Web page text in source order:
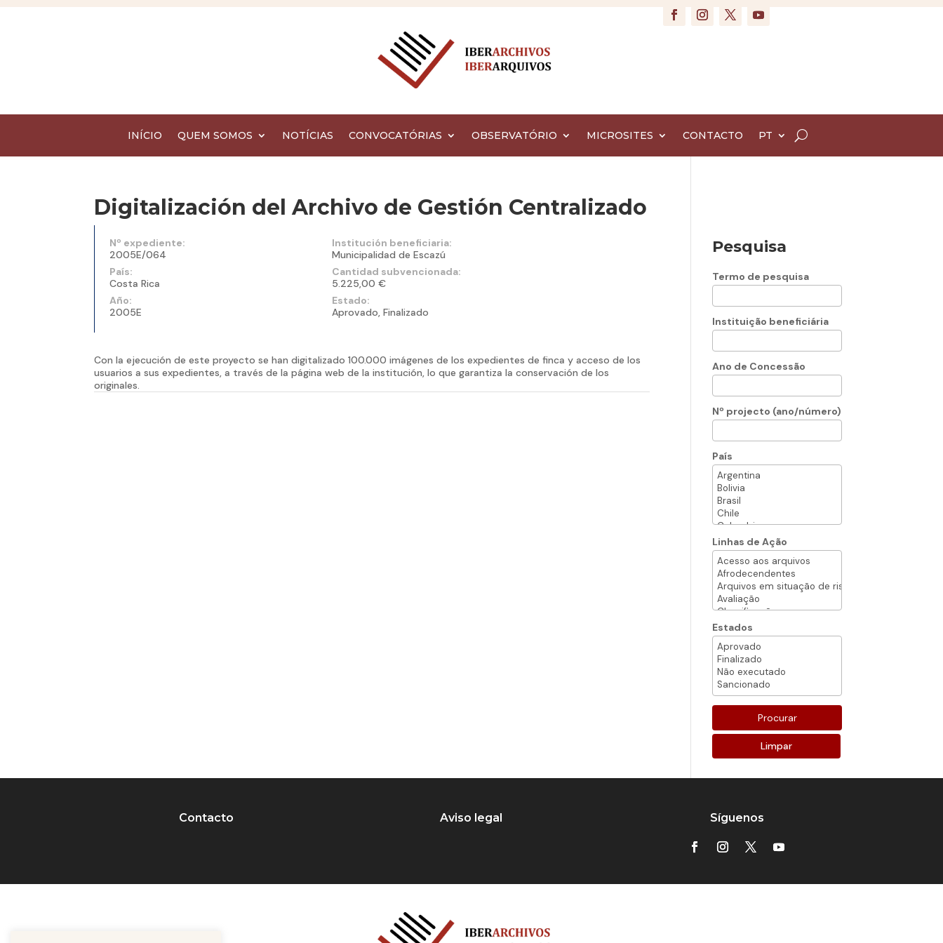
INÍCIO QUEM SOMOS NOTÍCIAS CONVOCATÓRIAS OBSERVATÓRIO MICROSITES CONTACTO PT
Digitalización del Archivo de Gestión Centralizado
Nº expediente:
2005E/064
País:
Costa Rica
Año:
2005E
Institución beneficiaria:
Municipalidad de Escazú
Cantidad subvencionada:
5.225,00 €
Estado:
Aprovado, Finalizado
Con la ejecución de este proyecto se han digitalizado 100.000 imágenes de los expedientes de finca y acceso de los
usuarios a sus expedientes, a través de la página web de la institución, lo que garantiza la conservación de los
originales.
Pesquisa
Termo de pesquisa
Instituição beneficiária
Ano de Concessão
Nº projecto (ano/número)
País
Linhas de Ação
Estados
Limpar
Contacto Aviso legal Síguenos